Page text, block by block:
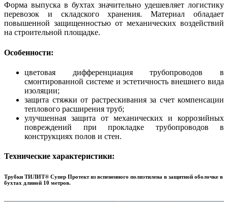
Форма выпуска в бухтах значительно удешевляет логистику
перевозок и складского хранения. Материал обладает
повышенной защищенностью от механических воздействий
на строительной площадке.
Особенности:
цветовая дифференциация трубопроводов в
смонтированной системе и эстетичность внешнего вида
изоляции;
защита стяжки от растрескивания за счет компенсации
теплового расширения труб;
улучшенная защита от механических и коррозийных
повреждений при прокладке трубопроводов в
конструкциях полов и стен.
Технические характеристики:
Трубки ТИЛИТ® Супер Протект из вспененного полиэтилена в защитной оболочке в
бухтах длиной 10 метров.